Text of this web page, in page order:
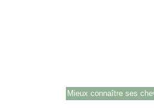
Mieux connaître ses